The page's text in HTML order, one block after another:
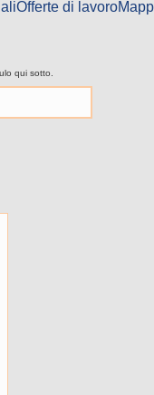
Offerte di lavoro
qui sotto.